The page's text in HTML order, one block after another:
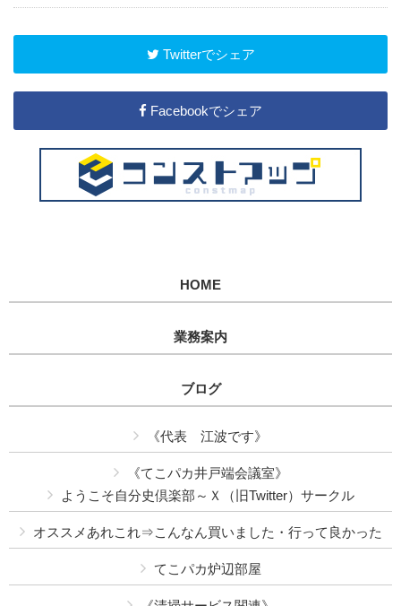
Twitterでシェア
Facebookでシェア
HOME
業務案内
ブログ
《代表 江波です》
《てこパカ井戸端会議室》
ようこそ自分史倶楽部～Ｘ（旧Twitter）サークル
オススメあれこれ⇒こんなん買いました・行って良かった
てこパカ炉辺部屋